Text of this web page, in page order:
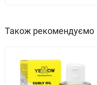
Також рекомендуємо